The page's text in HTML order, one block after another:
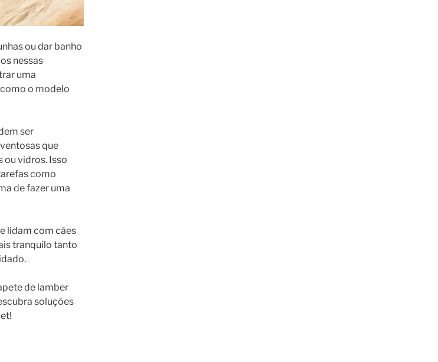
ou dar banho
nessas
uma
o modelo
ser
que
ou vidros. Isso
como
de fazer uma
lidam com cães
tranquilo tanto
de lamber
soluções